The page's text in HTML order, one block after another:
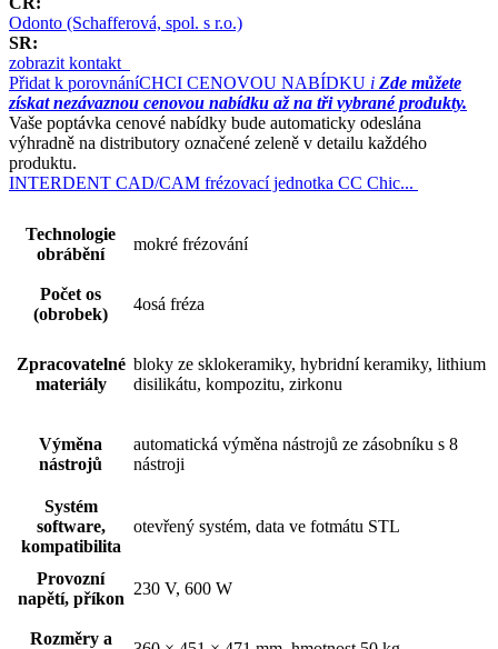
Odonto (Schafferová, spol. s r.o.)
SR:
zobrazit kontakt
Přidat k porovnáníCHCI CENOVOU NABÍDKU i Zde můžete
získat nezávaznou cenovou nabídku až na tři vybrané produkty.
Vaše poptávka cenové nabídky bude automaticky odeslána
výhradně na distributory označené zeleně v detailu každého
produktu.
INTERDENT CAD/CAM frézovací jednotka CC Chic...
Technologie
obrábění
mokré frézování
Počet os
(obrobek)
4osá fréza
Zpracovatelné
materiály
bloky ze sklokeramiky, hybridní keramiky, lithium
disilikátu, kompozitu, zirkonu
Výměna
nástrojů
automatická výměna nástrojů ze zásobníku s 8
nástroji
Systém
software,
kompatibilita
otevřený systém, data ve fotmátu STL
Provozní
napětí, příkon
230 V, 600 W
Rozměry a